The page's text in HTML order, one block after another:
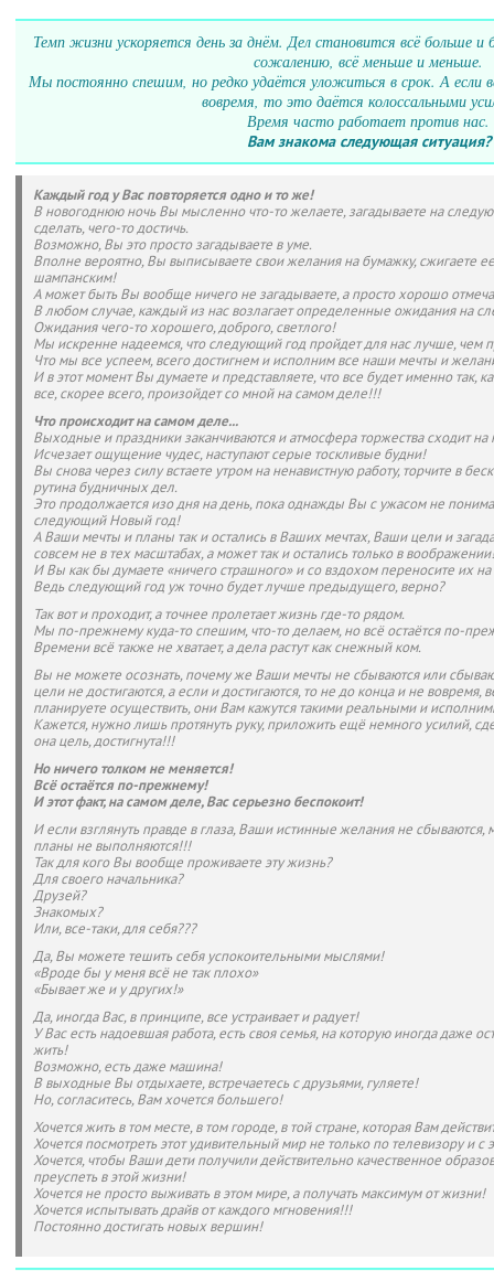
Темп жизни ускоряется день за днём. Дел становится всё больше и
сожалению, всё меньше и меньше.
Мы постоянно спешим, но редко удаётся уложиться в срок. А если
вовремя, то это даётся колоссальными
Время часто работает против нас.
Вам знакома следующая ситуация?
Каждый год у Вас повторяется одно и то же!
В новогоднюю ночь Вы мысленно что-то желаете, загадываете на
сделать, чего-то достичь.
Возможно, Вы это просто загадываете в уме.
Вполне вероятно, Вы выписываете свои желания на бумажку, сжигаете
шампанским!
А может быть Вы вообще ничего не загадываете, а просто хорошо
В любом случае, каждый из нас возлагает определенные ожидания на
Ожидания чего-то хорошего, доброго, светлого!
Мы искренне надеемся, что следующий год пройдет для нас лучше, чем
Что мы все успеем, всего достигнем и исполним все наши мечты и
И в этот момент Вы думаете и представляете, что все будет именно так,
все, скорее всего, произойдет со мной на самом деле!!!
Что происходит на самом деле...
Выходные и праздники заканчиваются и атмосфера торжества сходит на
Исчезает ощущение чудес, наступают серые тоскливые будни!
Вы снова через силу встаете утром на ненавистную работу, торчите в
рутина будничных дел.
Это продолжается изо дня на день, пока однажды Вы с ужасом не
следующий Новый год!
А Ваши мечты и планы так и остались в Ваших мечтах, Ваши цели и
совсем не в тех масштабах, а может так и остались только в воображении!
И Вы как бы думаете «ничего страшного» и со вздохом переносите их
Ведь следующий год уж точно будет лучше предыдущего, верно?
Так вот и проходит, а точнее пролетает жизнь где-то рядом.
Мы по-прежнему куда-то спешим, что-то делаем, но всё остаётся по-
Времени всё также не хватает, а дела растут как снежный ком.
Вы не можете осознать, почему же Ваши мечты не сбываются или
цели не достигаются, а если и достигаются, то не до конца и не вовремя,
планируете осуществить, они Вам кажутся такими реальными и
Кажется, нужно лишь протянуть руку, приложить ещё немного усилий,
она цель, достигнута!!!
Но ничего толком не меняется!
Всё остаётся по-прежнему!
И этот факт, на самом деле, Вас серьезно беспокоит!
И если взглянуть правде в глаза, Ваши истинные желания не сбываются,
планы не выполняются!!!
Так для кого Вы вообще проживаете эту жизнь?
Для своего начальника?
Друзей?
Знакомых?
Или, все-таки, для себя???
Да, Вы можете тешить себя успокоительными мыслями!
«Вроде бы у меня всё не так плохо»
«Бывает же и у других!»
Да, иногда Вас, в принципе, все устраивает и радует!
У Вас есть надоевшая работа, есть своя семья, на которую иногда даже
жить!
Возможно, есть даже машина!
В выходные Вы отдыхаете, встречаетесь с друзьями, гуляете!
Но, согласитесь, Вам хочется большего!
Хочется жить в том месте, в том городе, в той стране, которая Вам
Хочется посмотреть этот удивительный мир не только по телевизору и с
Хочется, чтобы Ваши дети получили действительно качественное
преуспеть в этой жизни!
Хочется не просто выживать в этом мире, а получать максимум от жизни!
Хочется испытывать драйв от каждого мгновения!!!
Постоянно достигать новых вершин!